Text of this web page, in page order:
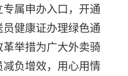
属申办入口，开通
健康证办理绿色通
举措为广大外卖骑
负增效，用心用情